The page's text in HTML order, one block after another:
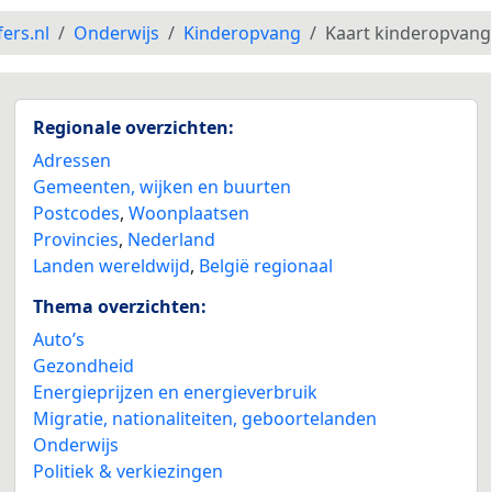
Onderwijs Kinderopvang Kaart kinderopvang
Regionale overzichten:
Adressen
Gemeenten, wijken en buurten
Postcodes,Woonplaatsen
Provincies, Nederland
Landen wereldwijd, België regionaal
Thema overzichten:
Auto’s
Gezondheid
Energieprijzen en energieverbruik
Migratie, nationaliteiten, geboortelanden
Onderwijs
Politiek & verkiezingen